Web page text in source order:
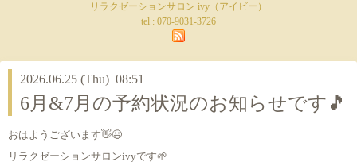
リラクゼーションサロン ivy（アイビー）
tel : 070-9031-3726
2026.06.25 (Thu) 08:51
6月&7月の予約状況のお知らせです🎵
おはようございます👋😃
リラクゼーションサロンivyです🌱